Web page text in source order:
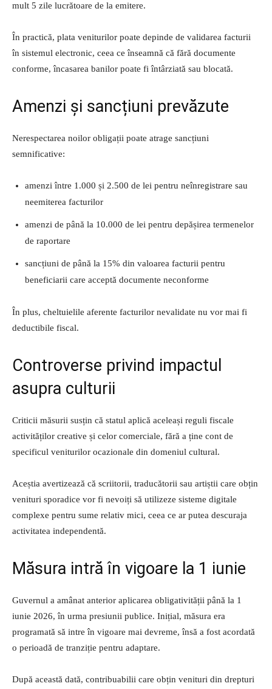
mult 5 zile lucrătoare de la emitere.
În practică, plata veniturilor poate depinde de validarea facturii
în sistemul electronic, ceea ce înseamnă că fără documente
conforme, încasarea banilor poate fi întârziată sau blocată.
Amenzi și sancțiuni prevăzute
Nerespectarea noilor obligații poate atrage sancțiuni
semnificative:
amenzi între 1.000 și 2.500 de lei pentru neînregistrare sau
neemiterea facturilor
amenzi de până la 10.000 de lei pentru depășirea termenelor
de raportare
sancțiuni de până la 15% din valoarea facturii pentru
beneficiarii care acceptă documente neconforme
În plus, cheltuielile aferente facturilor nevalidate nu vor mai fi
deductibile fiscal.
Controverse privind impactul
asupra culturii
Criticii măsurii susțin că statul aplică aceleași reguli fiscale
activităților creative și celor comerciale, fără a ține cont de
specificul veniturilor ocazionale din domeniul cultural.
Aceștia avertizează că scriitorii, traducătorii sau artiștii care obțin
venituri sporadice vor fi nevoiți să utilizeze sisteme digitale
complexe pentru sume relativ mici, ceea ce ar putea descuraja
activitatea independentă.
Măsura intră în vigoare la 1 iunie
Guvernul a amânat anterior aplicarea obligativității până la 1
iunie 2026, în urma presiunii publice. Inițial, măsura era
programată să intre în vigoare mai devreme, însă a fost acordată
o perioadă de tranziție pentru adaptare.
După această dată, contribuabilii care obțin venituri din drepturi